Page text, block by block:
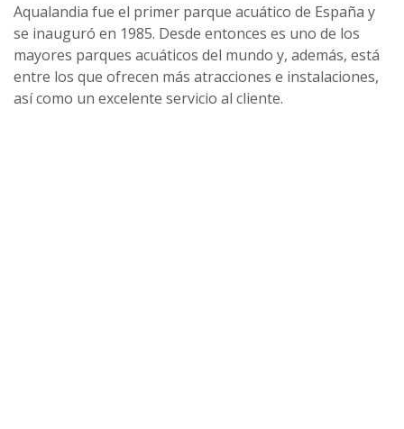
Aqualandia fue el primer parque acuático de España y
se inauguró en 1985. Desde entonces es uno de los
mayores parques acuáticos del mundo y, además, está
entre los que ofrecen más atracciones e instalaciones,
así como un excelente servicio al cliente.